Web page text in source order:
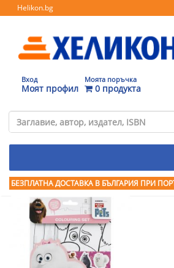
Helikon.bg
Вход
Моят профил
Моята поръчка
0 продукта
БЕЗПЛАТНА ДОСТАВКА В БЪЛГАРИЯ ПРИ